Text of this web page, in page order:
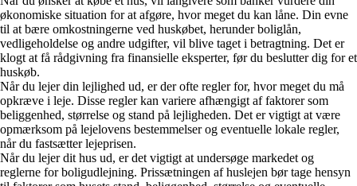
økonomiske situation for at afgøre, hvor meget du kan låne. Din evne
til at bære omkostningerne ved huskøbet, herunder boliglån,
vedligeholdelse og andre udgifter, vil blive taget i betragtning. Det er
klogt at få rådgivning fra finansielle eksperter, før du beslutter dig for et
huskøb.
Når du lejer din lejlighed ud, er der ofte regler for, hvor meget du må
opkræve i leje. Disse regler kan variere afhængigt af faktorer som
beliggenhed, størrelse og stand på lejligheden. Det er vigtigt at være
opmærksom på lejelovens bestemmelser og eventuelle lokale regler,
når du fastsætter lejeprisen.
Når du lejer dit hus ud, er det vigtigt at undersøge markedet og
reglerne for boligudlejning. Prissætningen af huslejen bør tage hensyn